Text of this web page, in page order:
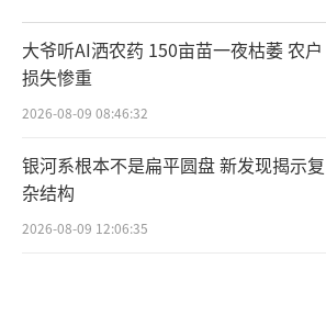
大爷听AI洒农药 150亩苗一夜枯萎 农户
损失惨重
2026-08-09 08:46:32
银河系根本不是扁平圆盘 新发现揭示复
杂结构
2026-08-09 12:06:35